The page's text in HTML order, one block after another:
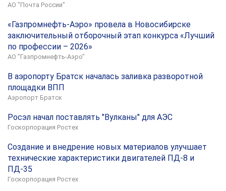
АО "Почта России"
«Газпромнефть-Аэро» провела в Новосибирске
заключительный отборочный этап конкурса «Лучший
по профессии – 2026»
АО "Газпромнефть-Аэро"
В аэропорту Братск началась заливка разворотной
площадки ВПП
Аэропорт Братск
Росэл начал поставлять "Вулканы" для АЭС
Госкорпорация Ростех
Создание и внедрение новых материалов улучшает
технические характеристики двигателей ПД-8 и
ПД-35
Госкорпорация Ростех